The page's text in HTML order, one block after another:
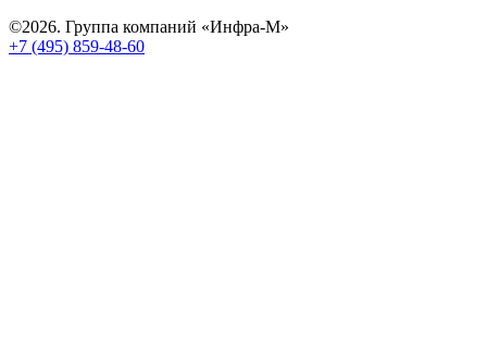
©2026. Группа компаний «Инфра-М»
+7 (495) 859-48-60